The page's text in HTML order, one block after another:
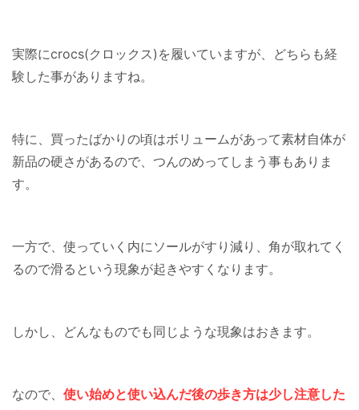
実際にcrocs(クロックス)を履いていますが、どちらも経
験した事がありますね。
特に、買ったばかりの頃はボリュームがあって素材自体が
新品の硬さがあるので、つんのめってしまう事もありま
す。
一方で、使っていく内にソールがすり減り、角が取れてく
るので滑るという現象が起きやすくなります。
しかし、どんなものでも同じような現象はおきます。
なので、 使い始めと使い込んだ後の歩き方は少し注意した